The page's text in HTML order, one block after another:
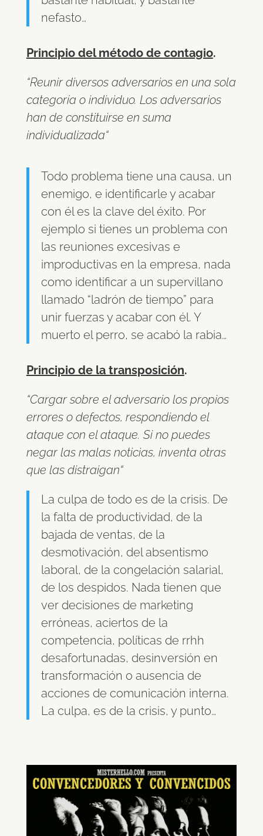
nefasto…
Principio del método de contagio.
“Reunir diversos adversarios en una sola
categoría o individuo. Los adversarios
han de constituirse en suma
individualizada“
Todo problema tiene una causa, un
enemigo, e identificarle y acabar
con él es la clave del éxito. Por
ejemplo si tienes un problema con
las reuniones excesivas e
improductivas en la empresa, nada
como identificar a un supervillano
llamado “ladrón de tiempo” para
unir fuerzas y acabar con él. Y
muerto el perro, se acabó la rabia…
Principio de la transposición.
“Cargar sobre el adversario los propios
errores o defectos, respondiendo el
ataque con el ataque. Si no puedes
negar las malas noticias, inventa otras
que las distraigan“
La culpa de todo es de la crisis. De
la falta de productividad, de la
bajada de ventas, de la
desmotivación, del absentismo
laboral, de la congelación salarial,
de los despidos. Nada tienen que
ver decisiones de marketing
erróneas, aciertos de la
competencia, políticas de rrhh
desafortunadas, desinversión en
transformación o ausencia de
acciones de comunicación interna.
La culpa, es de la crisis, y punto…